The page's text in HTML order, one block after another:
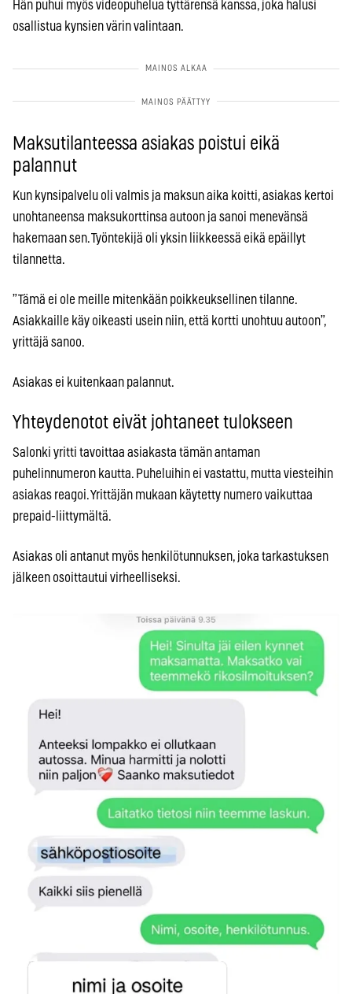
Hän puhui myös videopuhelua tyttärensä kanssa, joka halusi
osallistua kynsien värin valintaan.
Maksutilanteessa asiakas poistui eikä
palannut
Kun kynsipalvelu oli valmis ja maksun aika koitti, asiakas kertoi
unohtaneensa maksukorttinsa autoon ja sanoi menevänsä
hakemaan sen. Työntekijä oli yksin liikkeessä eikä epäillyt
tilannetta.
”Tämä ei ole meille mitenkään poikkeuksellinen tilanne.
Asiakkaille käy oikeasti usein niin, että kortti unohtuu autoon”,
yrittäjä sanoo.
Asiakas ei kuitenkaan palannut.
Yhteydenotot eivät johtaneet tulokseen
Salonki yritti tavoittaa asiakasta tämän antaman
puhelinnumeron kautta. Puheluihin ei vastattu, mutta viesteihin
asiakas reagoi. Yrittäjän mukaan käytetty numero vaikuttaa
prepaid-liittymältä.
Asiakas oli antanut myös henkilötunnuksen, joka tarkastuksen
jälkeen osoittautui virheelliseksi.